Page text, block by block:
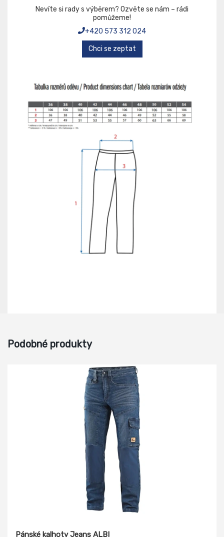
Nevíte si rady s výběrem? Ozvěte se nám – rádi
pomůžeme!
+420 573 312 024
Chci se zeptat
Podobné produkty
Pánské kalhoty Jeans ALBI